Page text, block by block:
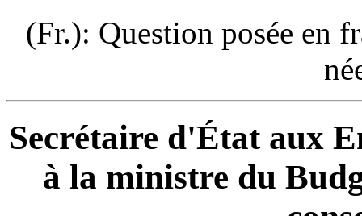
(Fr.): Question posée en
Secrétaire d'État aux
à la ministre du